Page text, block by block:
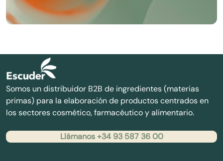
Somos un distribuidor B2B de ingredientes (materias
primas) para la elaboración de productos centrados en
los sectores cosmético, farmacéutico y alimentario.
Llámanos +34 93 587 36 00